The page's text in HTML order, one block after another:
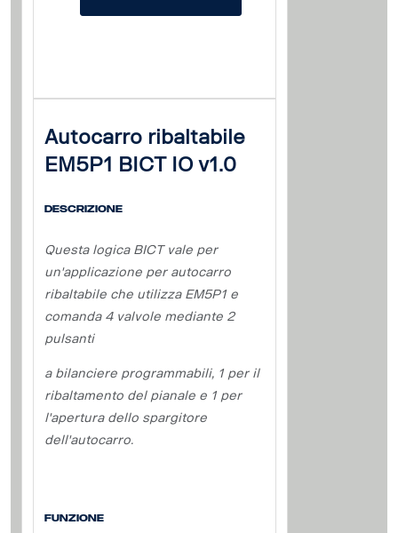
Autocarro ribaltabile
EM5P1 BICT IO v1.0
Descrizione
Questa logica BICT vale per
un'applicazione per autocarro
ribaltabile che utilizza EM5P1 e
comanda 4 valvole mediante 2
pulsanti
a bilanciere programmabili, 1 per il
ribaltamento del pianale e 1 per
l'apertura dello spargitore
dell'autocarro.
Funzione